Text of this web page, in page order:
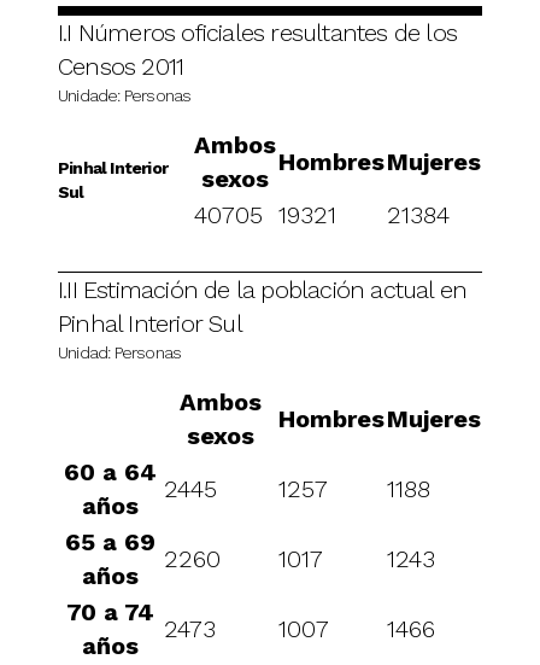
I.I Números oficiales resultantes de los
Censos 2011
Unidade: Personas
Pinhal Interior
Sul
Ambos
sexos
HombresMujeres
40705 19321 21384
I.II Estimación de la población actual en
Pinhal Interior Sul
Unidad: Personas
Ambos
sexos
HombresMujeres
60 a 64
años
2445 1257
1188
65 a 69
años
2260 1017
1243
70 a 74
años
2473 1007
1466